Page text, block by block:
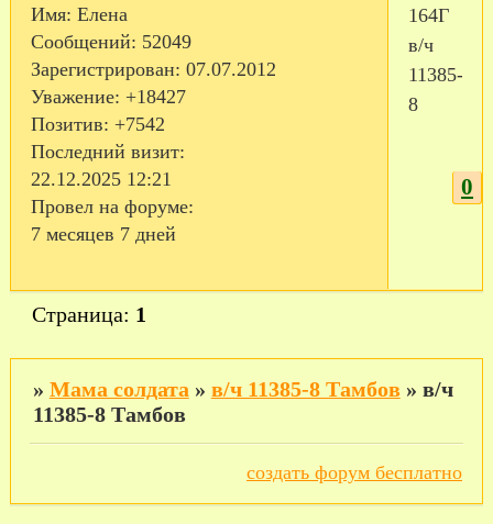
Имя: Елена
Сообщений: 52049
Зарегистрирован: 07.07.2012
Уважение: +18427
Позитив: +7542
Последний визит:
22.12.2025 12:21
Провел на форуме:
7 месяцев 7 дней
164Г
в/ч
11385-
8
0
Страница: 1
» Мама солдата » в/ч 11385-8 Тамбов » в/ч
11385-8 Тамбов
создать форум бесплатно